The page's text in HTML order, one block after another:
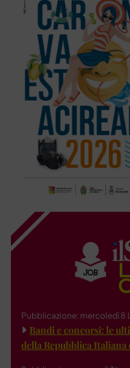
Pubblicazione: mercoledì 8
Bandi e concorsi: le
della Repubblica Italiana